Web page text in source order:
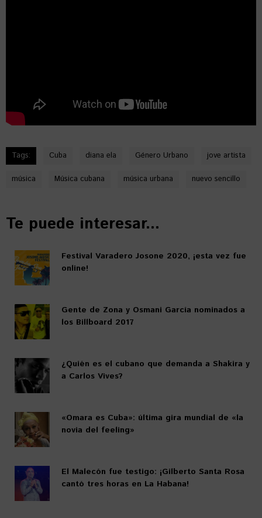
Tags: Cuba diana ela Género Urbano jove artista
música Música cubana música urbana nuevo sencillo
Te puede interesar...
Festival Varadero Josone 2020, ¡esta vez fue
online!
Gente de Zona y Osmani García nominados a
los Billboard 2017
¿Quién es el cubano que demanda a Shakira y
a Carlos Vives?
«Omara es Cuba»: última gira mundial de «la
novia del feeling»
El Malecón fue testigo: ¡Gilberto Santa Rosa
cantó tres horas en La Habana!